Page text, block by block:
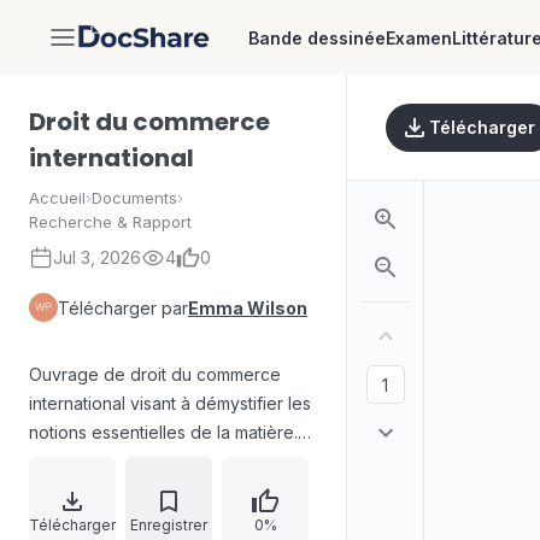
DocShare Bande dessinéeExamenLittérature
Droit du commerce
international
Accueil›Documents›
Recherche & Rapport
Jul 3, 2026 4 0
Télécharger parEmma Wilson
Ouvrage de droit du commerce
international visant à démystifier les
notions essentielles de la matière.
clarté des règles grâce à
l’indication systématique des
Télécharger Enregistrer 0%
Télécharger